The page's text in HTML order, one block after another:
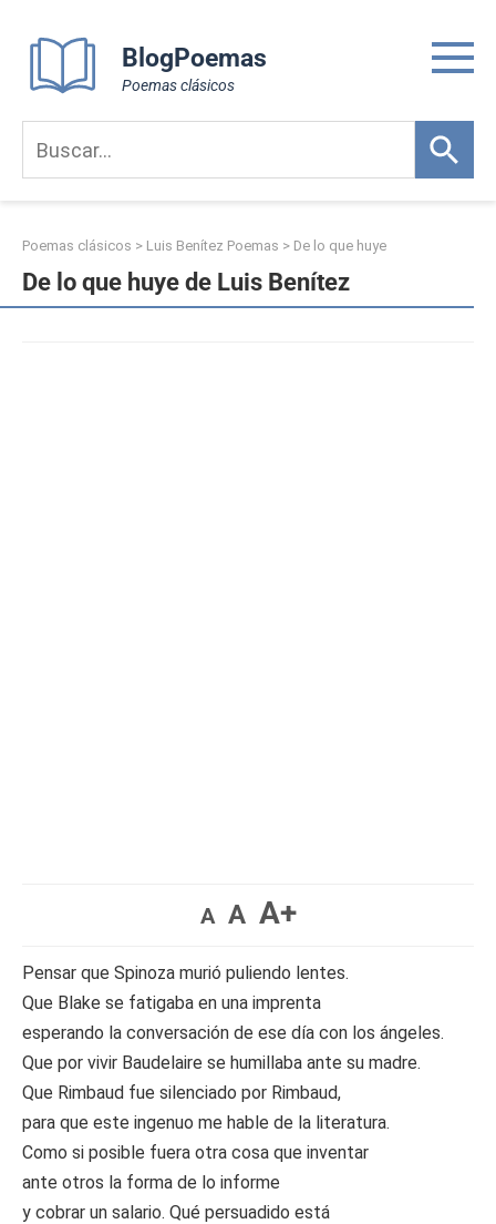
content
BlogPoemas
Poemas clásicos
Poemas clásicos > Luis Benítez Poemas > De lo que huye
De lo que huye de Luis Benítez
A A A+
Pensar que Spinoza murió puliendo lentes.
Que Blake se fatigaba en una imprenta
esperando la conversación de ese día con los ángeles.
Que por vivir Baudelaire se humillaba ante su madre.
Que Rimbaud fue silenciado por Rimbaud,
para que este ingenuo me hable de la literatura.
Como si posible fuera otra cosa que inventar
ante otros la forma de lo informe
y cobrar un salario. Qué persuadido está